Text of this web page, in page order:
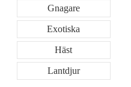
Gnagare
Exotiska
Häst
Lantdjur